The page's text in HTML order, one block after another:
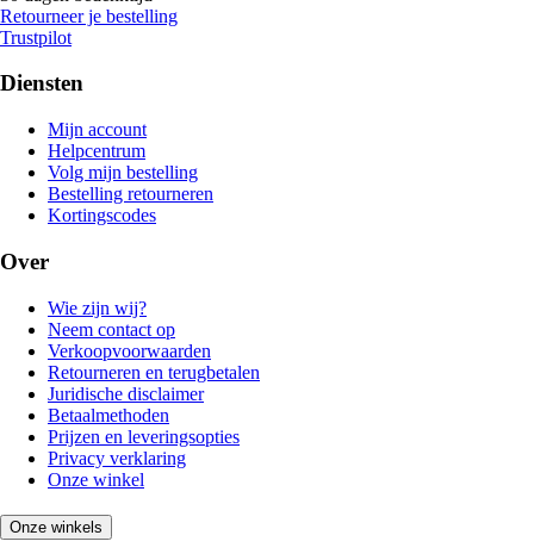
Retourneer je bestelling
Trustpilot
Diensten
Mijn account
Helpcentrum
Volg mijn bestelling
Bestelling retourneren
Kortingscodes
Over
Wie zijn wij?
Neem contact op
Verkoopvoorwaarden
Retourneren en terugbetalen
Juridische disclaimer
Betaalmethoden
Prijzen en leveringsopties
Privacy verklaring
Onze winkel
Onze winkels